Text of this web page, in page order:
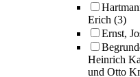
Erich (3)
Ernst,
Heinrich
und Otto